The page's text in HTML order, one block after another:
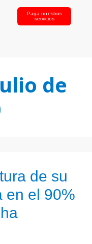
Paga nuestros
servicios
de
de su
en el 90%